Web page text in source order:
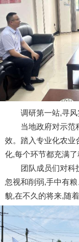
调研第一站,寻
当地政府对示范
效。踏入专业化农业
化,每个环节都充满了
团队成员们对科
忽视和削弱,手中有
貌,在不久的将来,随